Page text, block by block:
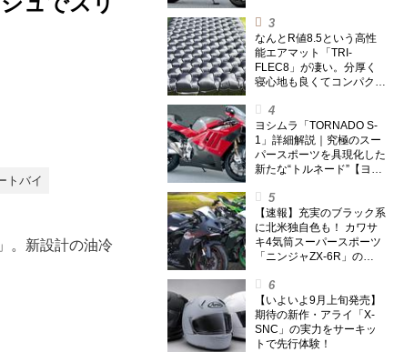
なんとR値8.5という高性
能エアマット「TRI-
FLEC8」が凄い。分厚く
寝心地も良くてコンパクト
トを試してみた〈若林浩志
のスーパー・カブカブ・ダ
イアリーズ Vol.385〉
ヨシムラ「TORNADO S-
1」詳細解説｜究極のスー
パースポーツを具現化した
新たな“トルネード”【ヨシ
【速報】充実のブラック系
に北米独自色も！ カワサ
キ4気筒スーパースポーツ
「ニンジャZX-6R」の
筒ニンジャも出たよ【海
外】
【いよいよ9月上旬発売】
期待の新作・アライ「X-
SNC」の実力をサーキッ
トで先行体験！
トバイ
。新設計の油冷